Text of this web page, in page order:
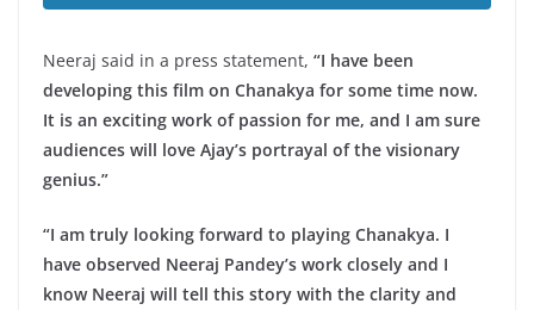
Neeraj said in a press statement, “I have been
developing this film on Chanakya for some time now.
It is an exciting work of passion for me, and I am sure
audiences will love Ajay’s portrayal of the visionary
genius.”
“I am truly looking forward to playing Chanakya. I
have observed Neeraj Pandey’s work closely and I
know Neeraj will tell this story with the clarity and